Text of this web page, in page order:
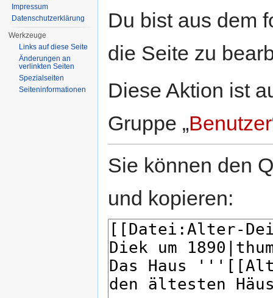
Du bist aus dem
die Seite zu
Diese Aktion ist
Gruppe „Benutzer
Sie können den
und kopieren:
Impressum
Datenschutzerklärung
Werkzeuge
Links auf diese Seite
Änderungen an
verlinkten Seiten
Spezialseiten
Seiten­informationen